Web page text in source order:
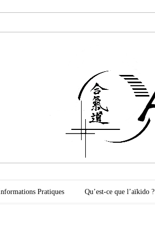
Pratiques Qu’est-ce que l’aïkido ?